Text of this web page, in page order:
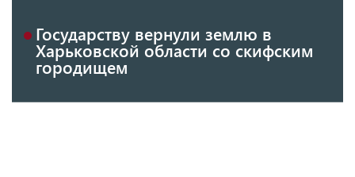
Государству вернули землю в
Харьковской области со скифским
городищем